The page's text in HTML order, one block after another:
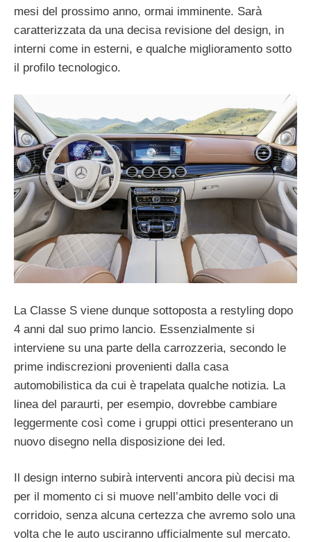
mesi del prossimo anno, ormai imminente. Sarà
caratterizzata da una decisa revisione del design, in
interni come in esterni, e qualche miglioramento sotto
il profilo tecnologico.
La Classe S viene dunque sottoposta a restyling dopo
4 anni dal suo primo lancio. Essenzialmente si
interviene su una parte della carrozzeria, secondo le
prime indiscrezioni provenienti dalla casa
automobilistica da cui è trapelata qualche notizia. La
linea del paraurti, per esempio, dovrebbe cambiare
leggermente così come i gruppi ottici presenterano un
nuovo disegno nella disposizione dei led.
Il design interno subirà interventi ancora più decisi ma
per il momento ci si muove nell’ambito delle voci di
corridoio, senza alcuna certezza che avremo solo una
volta che le auto usciranno ufficialmente sul mercato.